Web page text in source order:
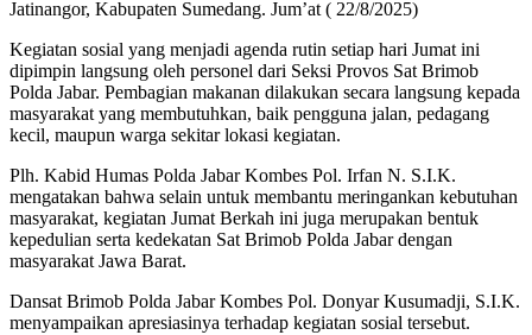
Jatinangor, Kabupaten Sumedang. Jum’at ( 22/8/2025)
Kegiatan sosial yang menjadi agenda rutin setiap hari Jumat ini
dipimpin langsung oleh personel dari Seksi Provos Sat Brimob
Polda Jabar. Pembagian makanan dilakukan secara langsung kepada
masyarakat yang membutuhkan, baik pengguna jalan, pedagang
kecil, maupun warga sekitar lokasi kegiatan.
Plh. Kabid Humas Polda Jabar Kombes Pol. Irfan N. S.I.K.
mengatakan bahwa selain untuk membantu meringankan kebutuhan
masyarakat, kegiatan Jumat Berkah ini juga merupakan bentuk
kepedulian serta kedekatan Sat Brimob Polda Jabar dengan
masyarakat Jawa Barat.
Dansat Brimob Polda Jabar Kombes Pol. Donyar Kusumadji, S.I.K.
menyampaikan apresiasinya terhadap kegiatan sosial tersebut.